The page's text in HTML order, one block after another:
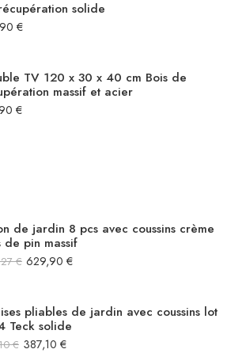
solide
€
TV 120 x 30 x 40 cm Bois de
massif et acier
€
de jardin 8 pcs avec coussins crème
de pin massif
€ 629,90 €
pliables de jardin avec coussins lot
Teck solide
€ 387,10 €